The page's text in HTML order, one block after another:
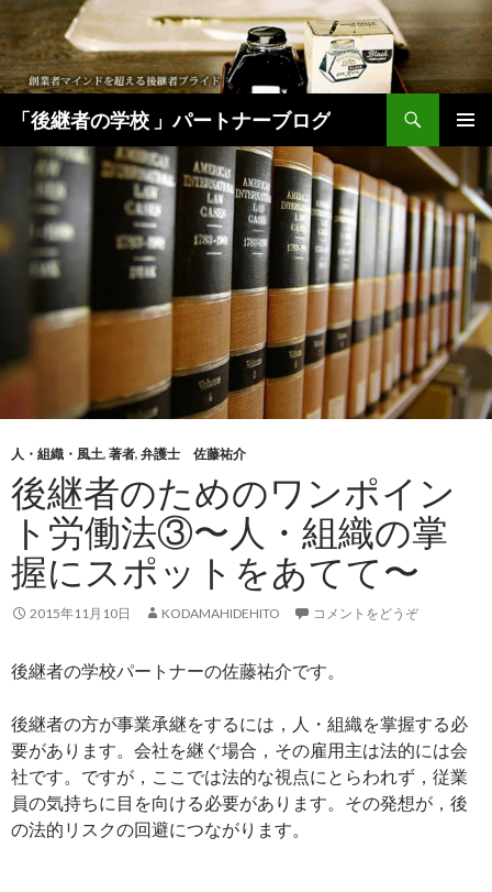
「後継者の学校 」パートナーブログ
検
メインメ
ニュー
人・組織・風土, 著者, 弁護士 佐藤祐介
後継者のためのワンポイン
ト労働法③〜人・組織の掌
握にスポットをあてて〜
2015年11月10日 KODAMAHIDEHITO コメントをどうぞ
後継者の学校パートナーの佐藤祐介です。
後継者の方が事業承継をするには，人・組織を掌握する必
要があります。会社を継ぐ場合，その雇用主は法的には会
社です。ですが，ここでは法的な視点にとらわれず，従業
員の気持ちに目を向ける必要があります。その発想が，後
の法的リスクの回避につながります。